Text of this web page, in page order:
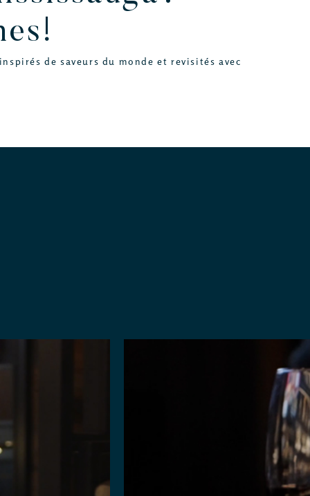
de saveurs du monde et revisités avec